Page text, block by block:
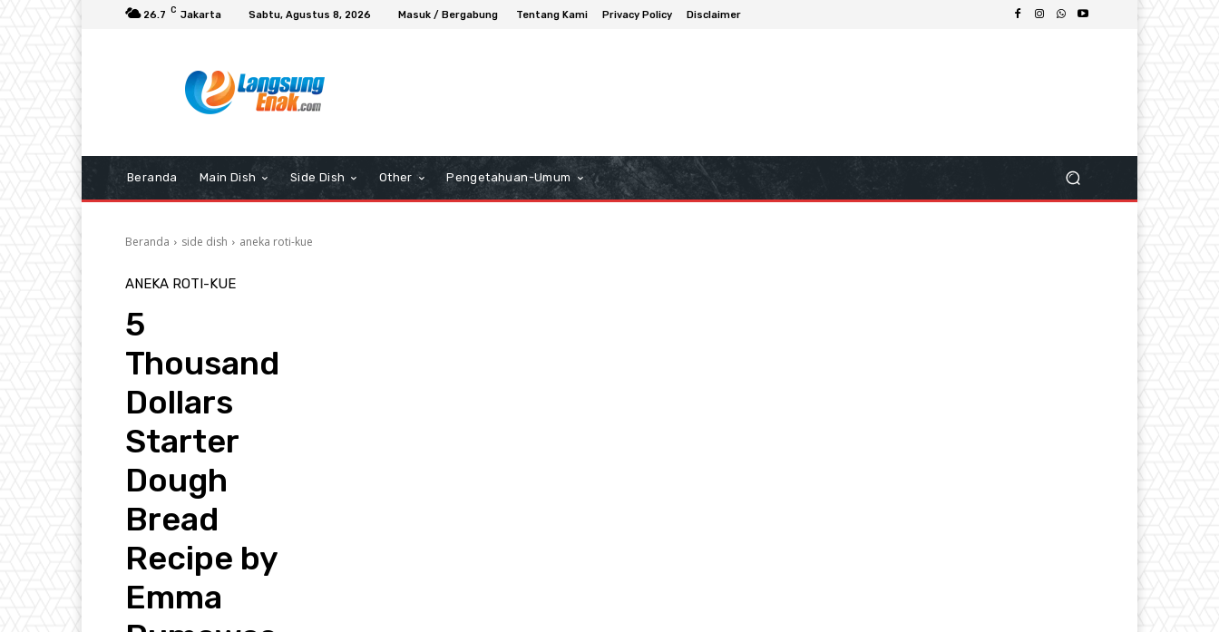
26.7 C Jakarta Sabtu, Agustus 8, 2026 Masuk / Bergabung Tentang Kami Privacy Policy Disclaimer
Beranda Main Dish Side Dish Other Pengetahuan-Umum
Beranda side dish aneka roti-kue
ANEKA ROTI-KUE
5
Thousand
Dollars
Starter
Dough
Bread
Recipe by
Emma